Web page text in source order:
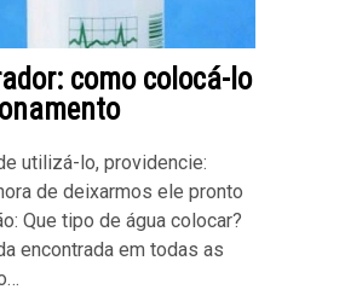
como colocá-lo
utilizá-lo, providencie:
deixarmos ele pronto
Que tipo de água colocar?
encontrada em todas as